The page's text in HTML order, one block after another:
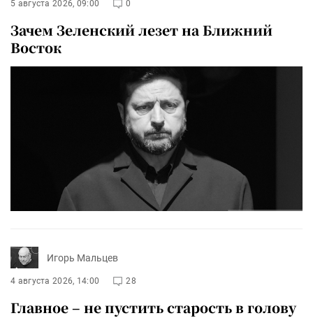
5 августа 2026, 09:00 0
Зачем Зеленский лезет на Ближний
Восток
Игорь Мальцев
4 августа 2026, 14:00 28
Главное – не пустить старость в голову